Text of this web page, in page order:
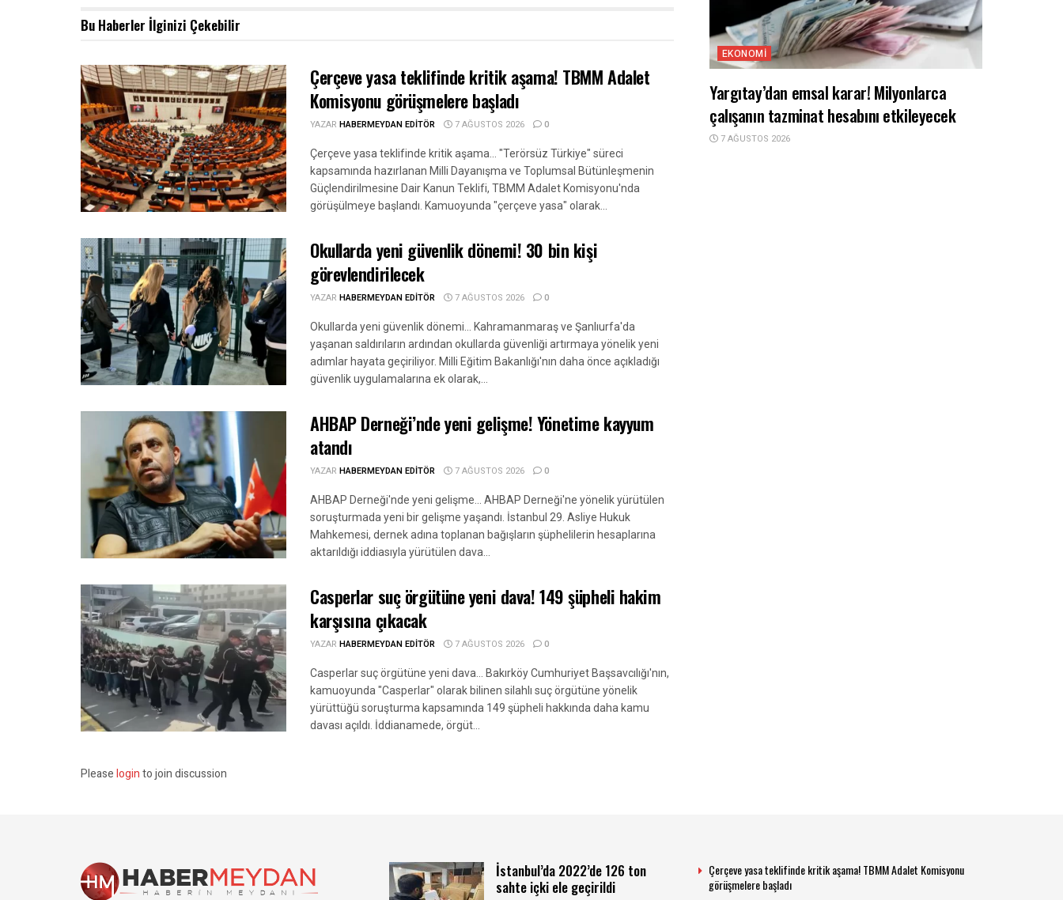
Bu Haberler İlginizi Çekebilir
Çerçeve yasa teklifinde kritik aşama! TBMM Adalet
Komisyonu görüşmelere başladı
YAZAR HABERMEYDAN EDITÖR 7 AĞUSTOS 2026 0
Çerçeve yasa teklifinde kritik aşama... "Terörsüz Türkiye" süreci
kapsamında hazırlanan Milli Dayanışma ve Toplumsal Bütünleşmenin
Güçlendirilmesine Dair Kanun Teklifi, TBMM Adalet Komisyonu'nda
görüşülmeye başlandı. Kamuoyunda "çerçeve yasa" olarak...
Okullarda yeni güvenlik dönemi! 30 bin kişi
görevlendirilecek
YAZAR HABERMEYDAN EDITÖR 7 AĞUSTOS 2026 0
Okullarda yeni güvenlik dönemi... Kahramanmaraş ve Şanlıurfa'da
yaşanan saldırıların ardından okullarda güvenliği artırmaya yönelik yeni
adımlar hayata geçiriliyor. Milli Eğitim Bakanlığı'nın daha önce açıkladığı
güvenlik uygulamalarına ek olarak,...
AHBAP Derneği’nde yeni gelişme! Yönetime kayyum
atandı
YAZAR HABERMEYDAN EDITÖR 7 AĞUSTOS 2026 0
AHBAP Derneği'nde yeni gelişme... AHBAP Derneği'ne yönelik yürütülen
soruşturmada yeni bir gelişme yaşandı. İstanbul 29. Asliye Hukuk
Mahkemesi, dernek adına toplanan bağışların şüphelilerin hesaplarına
aktarıldığı iddiasıyla yürütülen dava...
Casperlar suç örgütüne yeni dava! 149 şüpheli hakim
karşısına çıkacak
YAZAR HABERMEYDAN EDITÖR 7 AĞUSTOS 2026 0
Casperlar suç örgütüne yeni dava... Bakırköy Cumhuriyet Başsavcılığı'nın,
kamuoyunda "Casperlar" olarak bilinen silahlı suç örgütüne yönelik
yürüttüğü soruşturma kapsamında 149 şüpheli hakkında daha kamu
davası açıldı. İddianamede, örgüt...
Pleaseloginto join discussion
EKONOMI
Yargıtay’dan emsal karar! Milyonlarca
çalışanın tazminat hesabını etkileyecek
7 AĞUSTOS 2026
İstanbul’da 2022’de 126 ton
sahte içki ele geçirildi
Çerçeve yasa teklifinde kritik aşama! TBMM Adalet Komisyonu
görüşmelere başladı